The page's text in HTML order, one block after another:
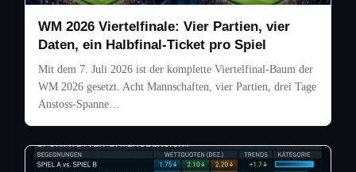
WM 2026 Viertelfinale: Vier Partien, vier
Daten, ein Halbfinal-Ticket pro Spiel
Mit dem 7. Juli 2026 ist der komplette Viertelfinal-Baum der
WM 2026 gesetzt. Acht Mannschaften, vier Partien, drei Tage
Anstoss-Spanne…